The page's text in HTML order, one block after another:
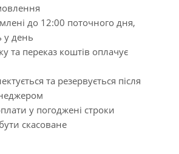
до 12:00 поточного дня,
у день
та переказ коштів оплачує
та резервується після
у погоджені строки
скасоване